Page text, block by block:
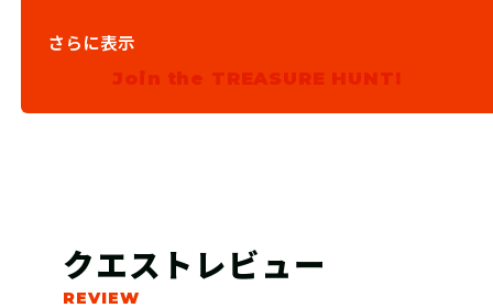
宝探しSHOPならおうちにキットが届
くよ！
さらに表示
Join the TREASURE HUNT!
クエストレビュー